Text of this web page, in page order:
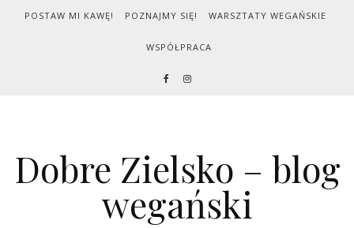
Skip to content
POSTAW MI KAWĘ! POZNAJMY SIĘ! WARSZTATY WEGAŃSKIE
WSPÓŁPRACA
Dobre Zielsko – blog
wegański